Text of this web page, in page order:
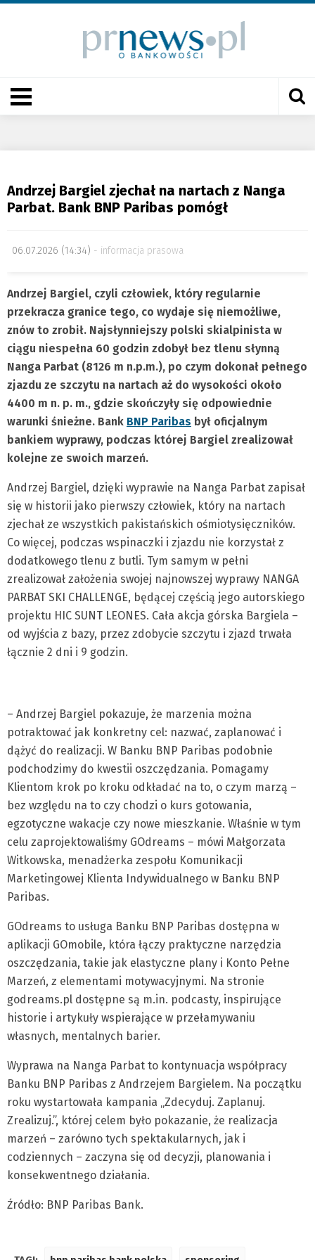
Andrzej Bargiel zjechał na nartach z Nanga
Parbat. Bank BNP Paribas pomógł
06.07.2026 (14:34) informacja prasowa
Andrzej Bargiel, czyli człowiek, który regularnie
przekracza granice tego, co wydaje się niemożliwe,
znów to zrobił. Najsłynniejszy polski skialpinista w
ciągu niespełna 60 godzin zdobył bez tlenu słynną
Nanga Parbat (8126 m n.p.m.), po czym dokonał pełnego
zjazdu ze szczytu na nartach aż do wysokości około
4400 m n. p. m., gdzie skończyły się odpowiednie
warunki śnieżne. Bank BNP Paribas był oficjalnym
bankiem wyprawy, podczas której Bargiel zrealizował
kolejne ze swoich marzeń.
Andrzej Bargiel, dzięki wyprawie na Nanga Parbat zapisał
się w historii jako pierwszy człowiek, który na nartach
zjechał ze wszystkich pakistańskich ośmiotysięczników.
Co więcej, podczas wspinaczki i zjazdu nie korzystał z
dodatkowego tlenu z butli. Tym samym w pełni
zrealizował założenia swojej najnowszej wyprawy NANGA
PARBAT SKI CHALLENGE, będącej częścią jego autorskiego
projektu HIC SUNT LEONES. Cała akcja górska Bargiela –
od wyjścia z bazy, przez zdobycie szczytu i zjazd trwała
łącznie 2 dni i 9 godzin.
– Andrzej Bargiel pokazuje, że marzenia można
potraktować jak konkretny cel: nazwać, zaplanować i
dążyć do realizacji. W Banku BNP Paribas podobnie
podchodzimy do kwestii oszczędzania. Pomagamy
Klientom krok po kroku odkładać na to, o czym marzą –
bez względu na to czy chodzi o kurs gotowania,
egzotyczne wakacje czy nowe mieszkanie. Właśnie w tym
celu zaprojektowaliśmy GOdreams – mówi Małgorzata
Witkowska, menadżerka zespołu Komunikacji
Marketingowej Klienta Indywidualnego w Banku BNP
Paribas.
GOdreams to usługa Banku BNP Paribas dostępna w
aplikacji GOmobile, która łączy praktyczne narzędzia
oszczędzania, takie jak elastyczne plany i Konto Pełne
Marzeń, z elementami motywacyjnymi. Na stronie
godreams.pl dostępne są m.in. podcasty, inspirujące
historie i artykuły wspierające w przełamywaniu
własnych, mentalnych barier.
Wyprawa na Nanga Parbat to kontynuacja współpracy
Banku BNP Paribas z Andrzejem Bargielem. Na początku
roku wystartowała kampania „Zdecyduj. Zaplanuj.
Zrealizuj.”, której celem było pokazanie, że realizacja
marzeń – zarówno tych spektakularnych, jak i
codziennych – zaczyna się od decyzji, planowania i
konsekwentnego działania.
Źródło: BNP Paribas Bank.